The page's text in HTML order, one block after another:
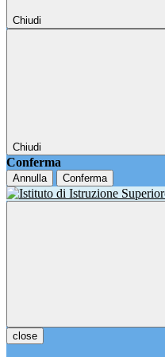
Chiudi
Chiudi
Conferma
Annulla Conferma
close